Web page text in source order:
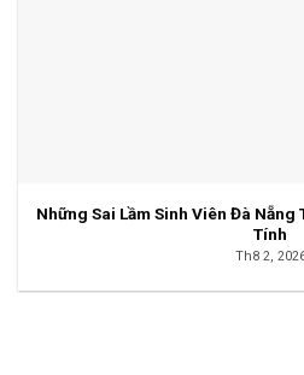
Những Sai Lầm Sinh Viên Đà
Tính
Th8 2,